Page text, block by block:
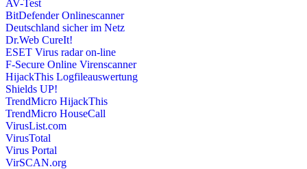
AV-Test
BitDefender Onlinescanner
Deutschland sicher im Netz
Dr.Web CureIt!
ESET Virus radar on-line
F-Secure Online Virenscanner
HijackThis Logfileauswertung
Shields UP!
TrendMicro HijackThis
TrendMicro HouseCall
VirusList.com
VirusTotal
Virus Portal
VirSCAN.org